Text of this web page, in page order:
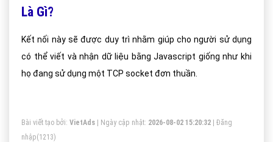
Là Gì?
Kết nối này sẽ được duy trì nhằm giúp cho người sử dụng
có thể viết và nhận dữ liệu bằng Javascript giống như khi
họ đang sử dụng một TCP socket đơn thuần.
Bài viết tạo bởi: VietAds | Ngày cập nhật: 2026-08-02 15:20:32
Đăng
nhập(1213)